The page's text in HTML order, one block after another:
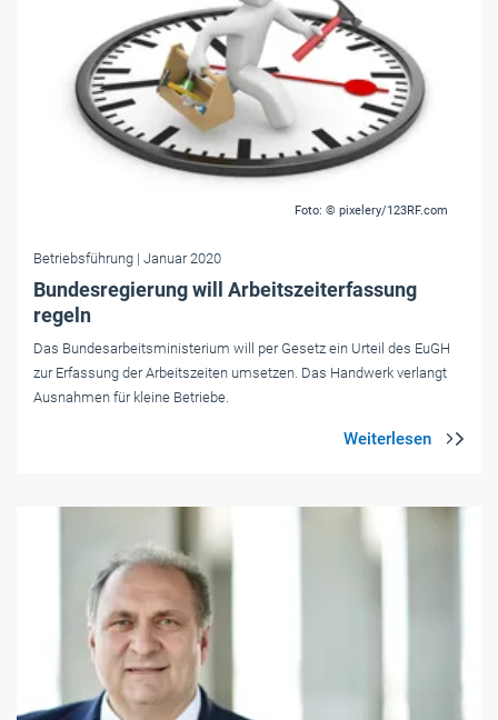
Foto: © pixelery/123RF.com
Betriebsführung | Januar 2020
Bundesregierung will Arbeitszeiterfassung
regeln
Das Bundesarbeitsministerium will per Gesetz ein Urteil des EuGH
zur Erfassung der Arbeitszeiten umsetzen. Das Handwerk verlangt
Ausnahmen für kleine Betriebe.